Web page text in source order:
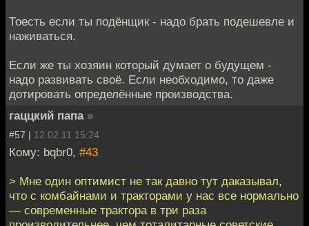
Тоесть если ты подёнщик - надо брать подешевле и
наживаться.
Если же ты хозяин который думает о будущем -
надо развивать своё. Если необходимо, то даже
дотировать определённые производства.
гаццкий папа »
#57 | 12.02.11 15:24
Кому: bqbr0, #43
> Мне один оптимист не так давно тут даказывал,
что с комбайнами и тракторами у нас все нормально
— современные трактора в три раза